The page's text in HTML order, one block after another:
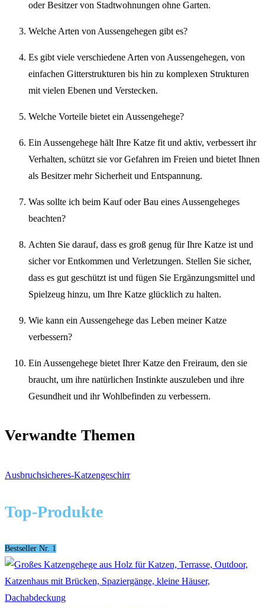
oder Besitzer von Stadtwohnungen ohne Garten.
Welche Arten von Aussengehegen gibt es?
Es gibt viele verschiedene Arten von Aussengehegen, von
einfachen Gitterstrukturen bis hin zu komplexen Strukturen
mit vielen Ebenen und Verstecken.
Welche Vorteile bietet ein Aussengehege?
Ein Aussengehege hält Ihre Katze fit und aktiv, verbessert ihr
Verhalten, schützt sie vor Gefahren im Freien und bietet Ihnen
als Besitzer mehr Sicherheit und Entspannung.
Was sollte ich beim Kauf oder Bau eines Aussengeheges
beachten?
Achten Sie darauf, dass es groß genug für Ihre Katze ist und
sicher vor Entkommen und Verletzungen. Stellen Sie sicher,
dass es gut geschützt ist und fügen Sie Ergänzungsmittel und
Spielzeug hinzu, um Ihre Katze glücklich zu halten.
Wie kann ein Aussengehege das Leben meiner Katze
verbessern?
Ein Aussengehege bietet Ihrer Katze den Freiraum, den sie
braucht, um ihre natürlichen Instinkte auszuleben und ihre
Gesundheit und ihr Wohlbefinden zu verbessern.
Verwandte Themen
Ausbruchsicheres-Katzengeschirr
Top-Produkte
Bestseller Nr. 1